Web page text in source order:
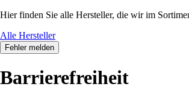
Hier finden Sie alle Hersteller, die wir im
Alle Hersteller
Fehler melden
Barrierefreiheit